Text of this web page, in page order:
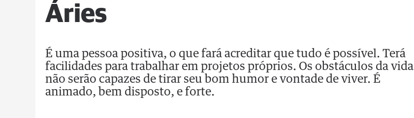
Áries
É uma pessoa positiva, o que fará acreditar que tudo é possível. Terá
facilidades para trabalhar em projetos próprios. Os obstáculos da vida
não serão capazes de tirar seu bom humor e vontade de viver. É
animado, bem disposto, e forte.